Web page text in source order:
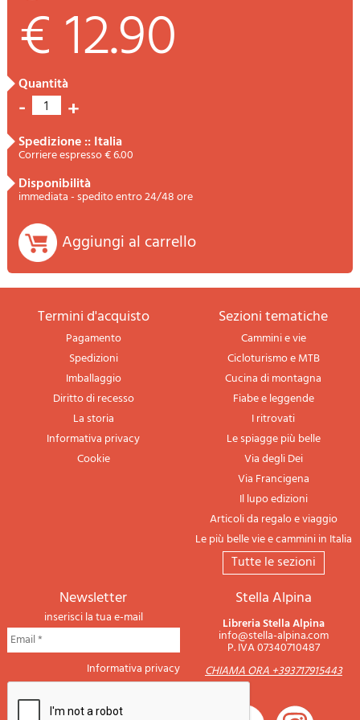
€ 12.90
quantità
- 1 +
spedizione :: Italia
Corriere espresso € 6.00
disponibilità
immediata - spedito entro 24/48 ore
Aggiungi al carrello
termini d'acquisto
Pagamento
Spedizioni
Imballaggio
Diritto di recesso
La storia
Informativa privacy
Cookie
sezioni tematiche
Cammini e vie
Cicloturismo e MTB
Cucina di montagna
Fiabe e leggende
I ritrovati
Le spiagge più belle
Via degli Dei
Via Francigena
Il lupo edizioni
Articoli da regalo e viaggio
Le più belle vie e cammini in Italia
tutte le sezioni
newsletter
inserisci la tua e-mail
Informativa privacy
Stella Alpina
Libreria Stella Alpina
info@stella-alpina.com
P. IVA 07340710487
CHIAMA ORA +393717915443